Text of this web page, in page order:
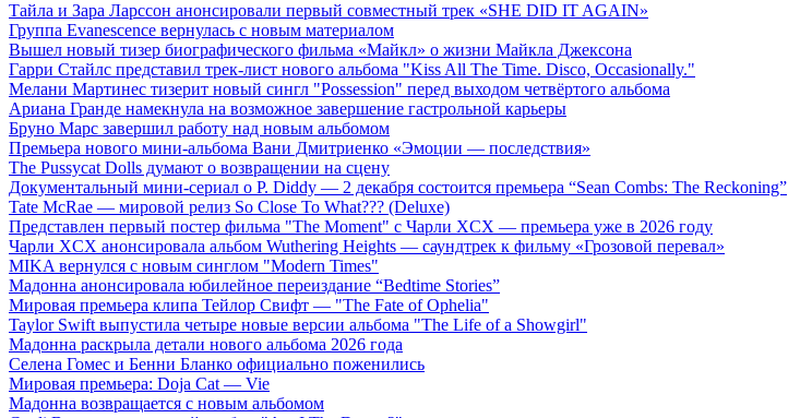
Тайла и Зара Ларссон анонсировали первый совместный трек «SHE DID IT AGAIN»
Группа Evanescence вернулась с новым материалом
Вышел новый тизер биографического фильма «Майкл» о жизни Майкла Джексона
Гарри Стайлс представил трек-лист нового альбома "Kiss All The Time. Disco, Occasionally."
Мелани Мартинес тизерит новый сингл "Possession" перед выходом четвёртого альбома
Ариана Гранде намекнула на возможное завершение гастрольной карьеры
Бруно Марс завершил работу над новым альбомом
Премьера нового мини-альбома Вани Дмитриенко «Эмоции — последствия»
The Pussycat Dolls думают о возвращении на сцену
Документальный мини-сериал о P. Diddy — 2 декабря состоится премьера “Sean Combs: The Reckoning”
Tate McRae — мировой релиз So Close To What??? (Deluxe)
Представлен первый постер фильма "The Moment" с Чарли XCX — премьера уже в 2026 году
Чарли XCX анонсировала альбом Wuthering Heights — саундтрек к фильму «Грозовой перевал»
MIKA вернулся с новым синглом "Modern Times"
Мадонна анонсировала юбилейное переиздание “Bedtime Stories”
Мировая премьера клипа Тейлор Свифт — "The Fate of Ophelia"
Taylor Swift выпустила четыре новые версии альбома "The Life of a Showgirl"
Мадонна раскрыла детали нового альбома 2026 года
Селена Гомес и Бенни Бланко официально поженились
Мировая премьера: Doja Cat — Vie
Мадонна возвращается с новым альбомом